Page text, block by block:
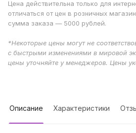
Цена действительна только для
отличаться от цен в розничных
сумма заказа — 5000 рублей.
*Некоторые цены могут не
с быстрыми изменениями в мировой
цены уточняйте у менеджеров. Цены
Описание Характеристики